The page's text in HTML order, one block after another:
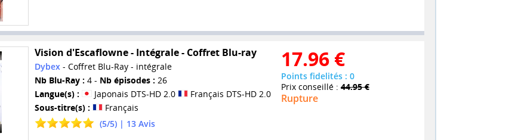
Vision d'Escaflowne - Intégrale - Coffret Blu-ray
Dybex - Coffret Blu-Ray - intégrale
Nb Blu-Ray : 4 - Nb épisodes : 26
Langue(s) :
Japonais DTS-HD 2.0
Français DTS-HD 2.0
Sous-titre(s) :
Français
(5/5) | 13Avis
17.96 €
Points fidelités : 0
Prix conseillé : 44.95 €
Rupture